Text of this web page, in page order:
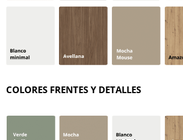
COLORES FRENTES Y DETALLES